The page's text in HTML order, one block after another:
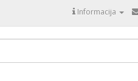
Informacija